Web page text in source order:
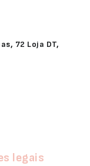
72 Loja DT,
legais